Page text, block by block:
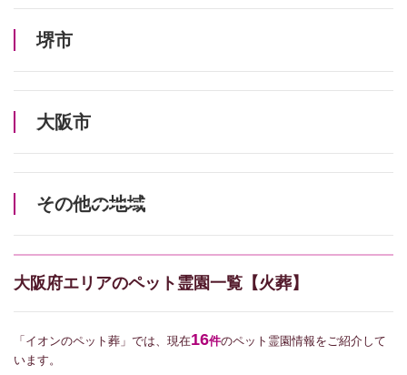
堺市
大阪市
その他の地域
大阪府エリアのペット霊園一覧【火葬】
「イオンのペット葬」では、現在16件のペット霊園情報をご紹介して
います。